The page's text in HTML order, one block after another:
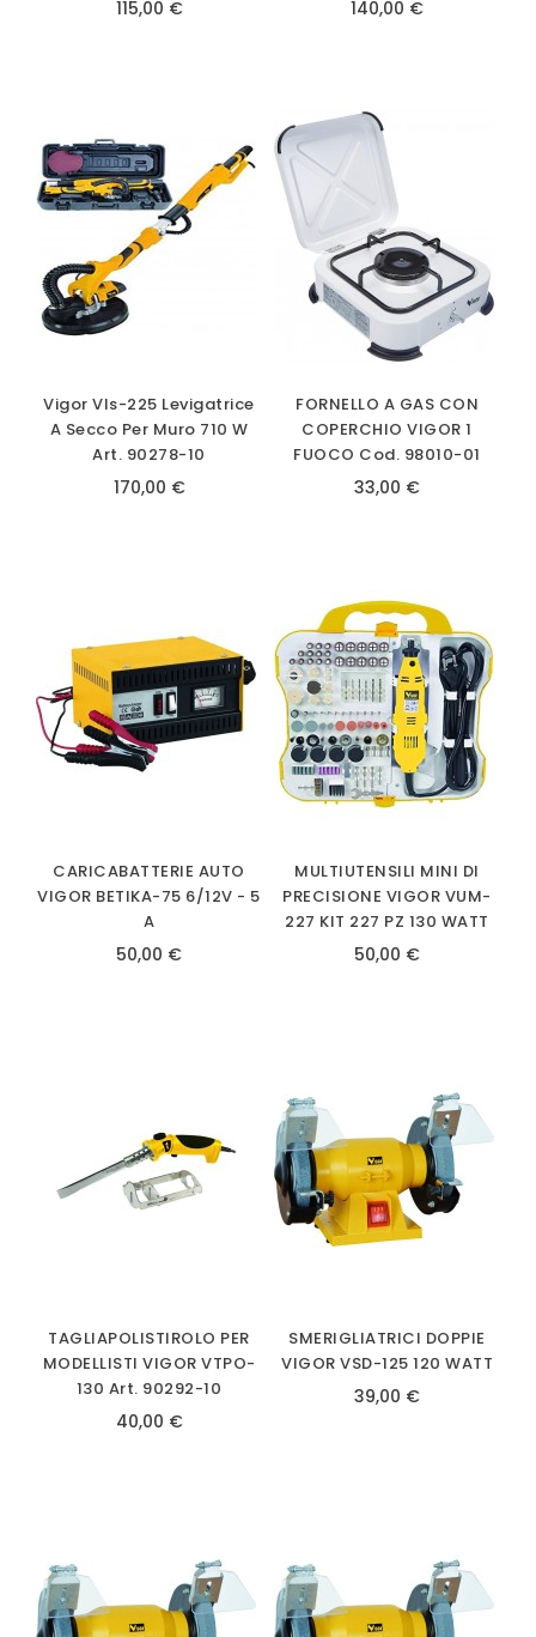
115,00 € 140,00 €
Vigor Vls-225 Levigatrice
A Secco Per Muro 710 W
Art. 90278-10
170,00 €
FORNELLO A GAS CON
COPERCHIO VIGOR 1
FUOCO Cod. 98010-01
33,00 €
CARICABATTERIE AUTO
VIGOR BETIKA-75 6/12V - 5
A
50,00 €
MULTIUTENSILI MINI DI
PRECISIONE VIGOR VUM-
227 KIT 227 PZ 130 WATT
50,00 €
TAGLIAPOLISTIROLO PER
MODELLISTI VIGOR VTPO-
130 Art. 90292-10
40,00 €
SMERIGLIATRICI DOPPIE
VIGOR VSD-125 120 WATT
39,00 €